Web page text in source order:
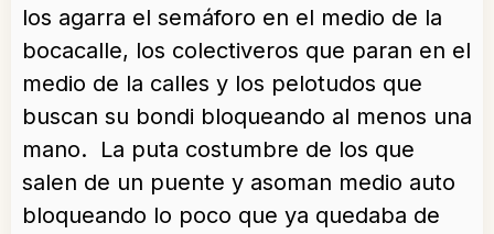
los agarra el semáforo en el medio de la
bocacalle, los colectiveros que paran en el
medio de la calles y los pelotudos que
buscan su bondi bloqueando al menos una
mano. La puta costumbre de los que
salen de un puente y asoman medio auto
bloqueando lo poco que ya quedaba de